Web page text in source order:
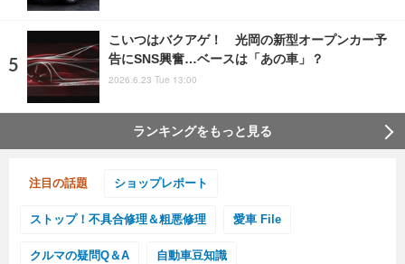
こいつはバクアゲ！ 光岡の新型オープンカー予
告にSNS興奮…ベースは「あの車」？
2026.6.23 Tue 13:00
ランキングをもっと見る
注目の話題 ショップレポート
ストップ！不具合修理＆粗悪修理 愛車 File
クルマの疑問Q＆A 自動車豆知識